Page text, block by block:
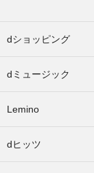
dショッピング
dミュージック
Lemino
dヒッツ